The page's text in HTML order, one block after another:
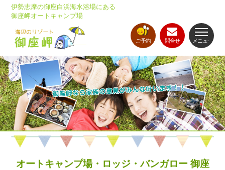
伊勢志摩の御座白浜海水浴場にある
御座岬オートキャンプ場
問合せ
ご予約 メニュ-
オートキャンプ場・ロッジ・バンガロー 御座